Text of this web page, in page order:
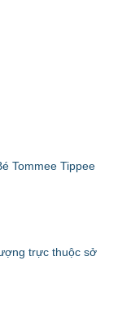
Tommee Tippee
trực thuộc sở